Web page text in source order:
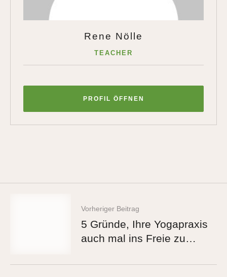
Rene Nölle
TEACHER
PROFIL ÖFFNEN
Vorheriger Beitrag
5 Gründe, Ihre Yogapraxis
auch mal ins Freie zu